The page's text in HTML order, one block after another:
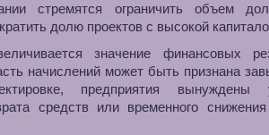
стремятся ограничить объем
долю проектов с высокой
значение финансовых
начислений может быть признана
предприятия вынуждены
средств или временного